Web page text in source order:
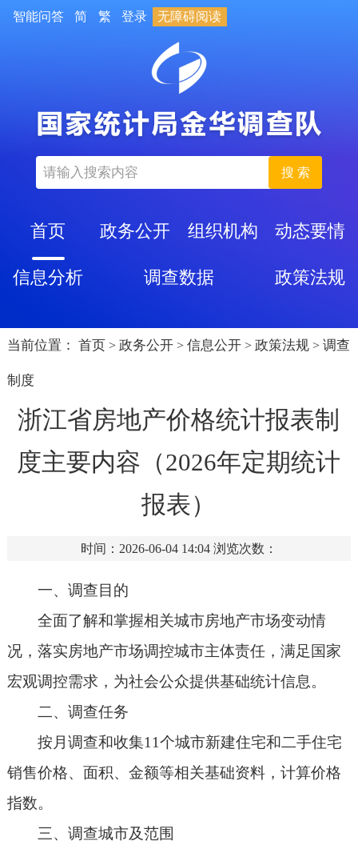
智能问答 简 繁 登录 无障碍阅读
搜 索
首页 政务公开 组织机构 动态要情
信息分析 调查数据 政策法规
当前位置： 首页 > 政务公开 > 信息公开 > 政策法规 > 调查
制度
浙江省房地产价格统计报表制
度主要内容（2026年定期统计
报表）
时间：2026-06-04 14:04 浏览次数：
一、调查目的
全面了解和掌握相关城市房地产市场变动情
况，落实房地产市场调控城市主体责任，满足国家
宏观调控需求，为社会公众提供基础统计信息。
二、调查任务
按月调查和收集11个城市新建住宅和二手住宅
销售价格、面积、金额等相关基础资料，计算价格
指数。
三、调查城市及范围